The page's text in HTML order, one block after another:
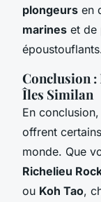
plongeurs en
marines et de
Conclusion :
Îles Similan
En
offrent
monde. Que
Richelieu
ou Koh Tao,